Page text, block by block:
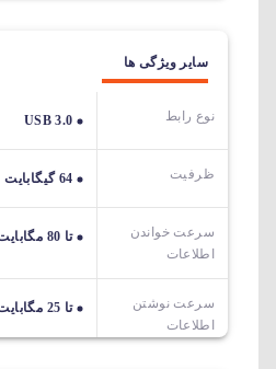
سایر ویژگی ها
نوع رابط USB 3.0
ظرفیت 64 گیگابایت
سرعت خواندن
اطلاعات
تا 80 مگابایت بر ثانیه
سرعت نوشتن
اطلاعات
تا 25 مگابایت بر ثانیه